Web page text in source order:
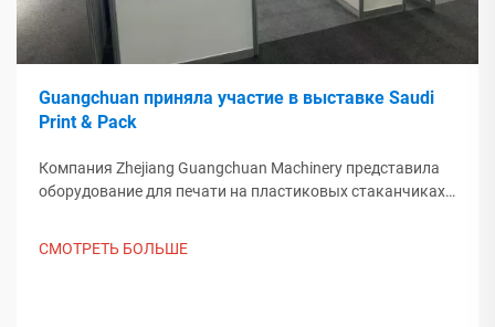
Guangchuan приняла участие в выставке Saudi
Print & Pack
Компания Zhejiang Guangchuan Machinery представила
оборудование для печати на пластиковых стаканчиках
СМОТРЕТЬ БОЛЬШЕ